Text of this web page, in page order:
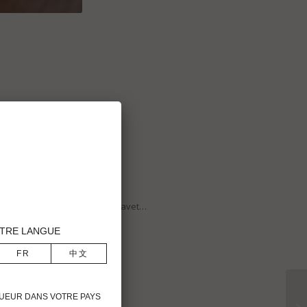
carotte jaune, céleri, navet…
LANGUE
DANS VOTRE PAYS